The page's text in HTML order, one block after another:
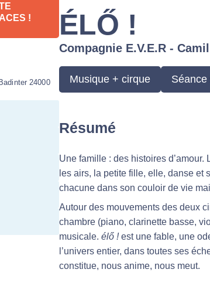
!
24000
ÉLŐ !
Compagnie E.V.E.R -
Musique + cirque Séance
Résumé
Une famille : des histoires
les airs, la petite fille, elle, danse et
chacune dans son couloir de vie
Autour des mouvements des deux
chambre (piano, clarinette basse,
musicale. élő !est une fable, une
l’univers entier, dans toutes ses
constitue, nous anime, nous meut.